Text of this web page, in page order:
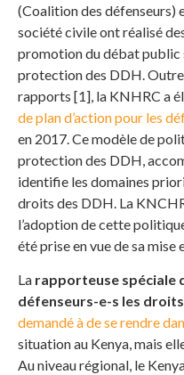
(Coalition des défenseurs)
société civile ont réalisé
promotion du débat public
protection des DDH.
rapports [1], la KNHRC a
de plan d’action pour les
en 2017. Ce modèle de
protection des DDH,
identifie les domaines
droits des DDH. La
l’adoption de cette
été prise en vue de sa mise
La rapporteuse spéciale
défenseurs-e-s les
demandé àde se rendre
situation au Kenya, mais
Au niveau régional, le